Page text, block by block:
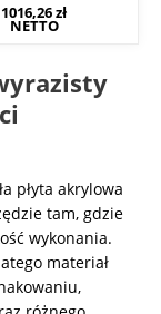
1016,26zł
NETTO
płyta akrylowa
tam, gdzie
wykonania.
materiał